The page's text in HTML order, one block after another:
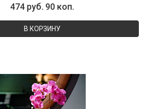
474 руб. 90 коп.
В КОРЗИНУ